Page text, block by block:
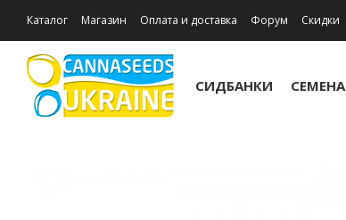
Каталог Магазин Оплата и доставка Форум Скидки
СИДБАНКИ СЕМЕНА